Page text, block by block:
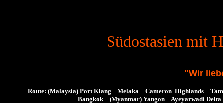
Südostasien mit
"Wir
Route: (Malaysia) Port Klang – Melaka – Cameron Highlands –
– Bangkok – (Myanmar) Yangon – Ayeyarwadi